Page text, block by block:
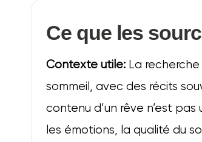
Ce que les
Contexte utile: La
sommeil, avec des récits
contenu d’un rêve n’est
les émotions, la qualité du